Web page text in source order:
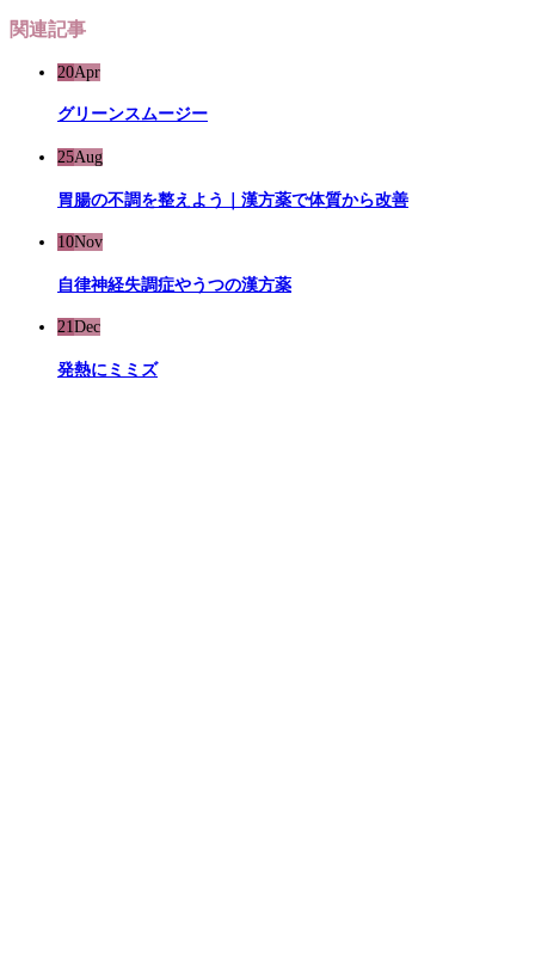
関連記事
20Apr
グリーンスムージー
25Aug
胃腸の不調を整えよう｜漢方薬で体質から改善
10Nov
自律神経失調症やうつの漢方薬
21Dec
発熱にミミズ